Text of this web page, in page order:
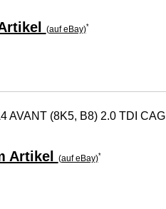
(auf eBay)*
AVANT (8K5, B8) 2.0 TDI CAG
Artikel (auf eBay)*